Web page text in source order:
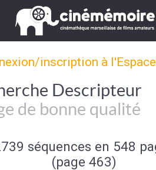
inscription à
Descripteur
de bonne qualité
séquences en 548
(page 463)